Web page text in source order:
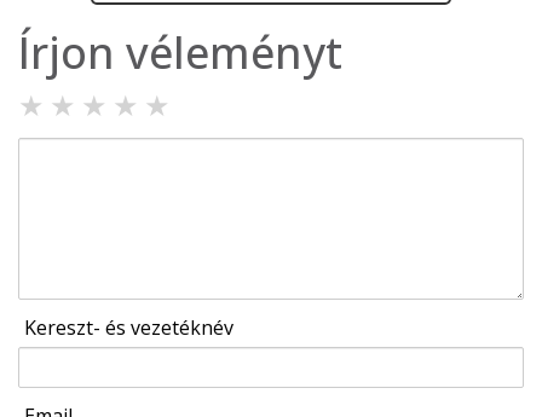
Írjon véleményt
★ ★ ★ ★ ★
Kereszt- és vezetéknév